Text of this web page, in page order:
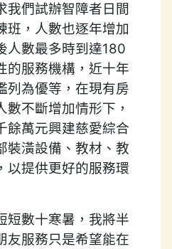
我們試辦智障者日間
班，人數也逐年增加
人數最多時到達180
的服務機構，近十年
列為優等，在現有房
不斷增加情形下，
餘萬元興建慈愛綜合
裝潢設備、教材、教
以提供更好的服務環
數十寒暑，我將半
友服務只是希望能在